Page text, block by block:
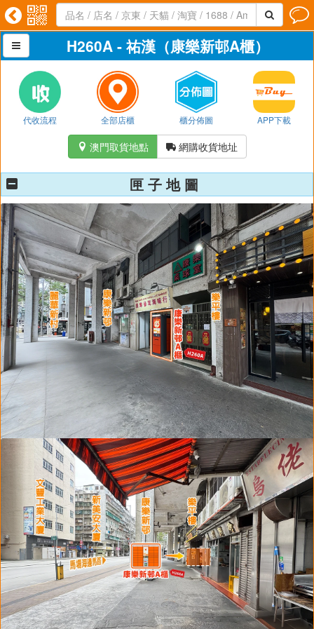
   
 H260A - 祐漢（康樂新邨A櫃）
代收流程 全部店櫃 櫃分佈圖 APP下載
 澳門取貨地點 網購收貨地址
匣 子 地 圖